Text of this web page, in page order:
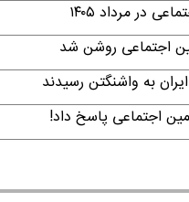
در مرداد ۱۴۰۵
اجتماعی روشن شد
به واشنگتن رسیدند
اجتماعی پاسخ داد!